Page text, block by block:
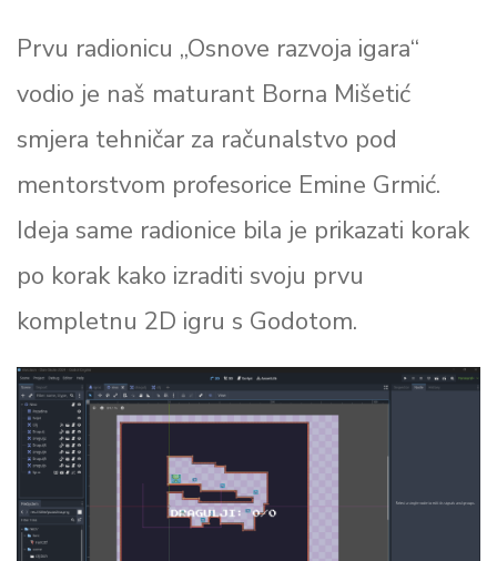
Prvu radionicu „Osnove razvoja igara“
vodio je naš maturant Borna Mišetić
smjera tehničar za računalstvo pod
mentorstvom profesorice Emine Grmić.
Ideja same radionice bila je prikazati korak
po korak kako izraditi svoju prvu
kompletnu 2D igru ​​s Godotom.